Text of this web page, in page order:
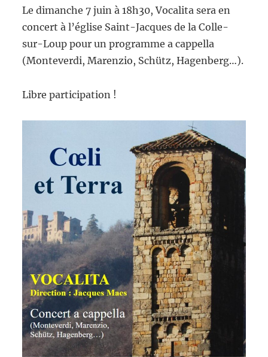
Le dimanche 7 juin à 18h30, Vocalita sera en
concert à l’église Saint-Jacques de la Colle-
sur-Loup pour un programme a cappella
(Monteverdi, Marenzio, Schütz, Hagenberg…).
Libre participation !